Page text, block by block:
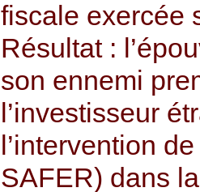
fiscale exercée
Résultat :
son ennemi
l’investisseur
l’intervention
SAFER) dans